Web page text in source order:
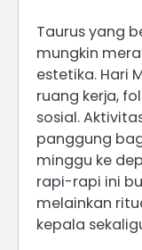
Taurus yang
mungkin
estetika. Hari
ruang kerja,
sosial.
panggung
minggu ke
rapi-rapi ini
melainkan
kepala